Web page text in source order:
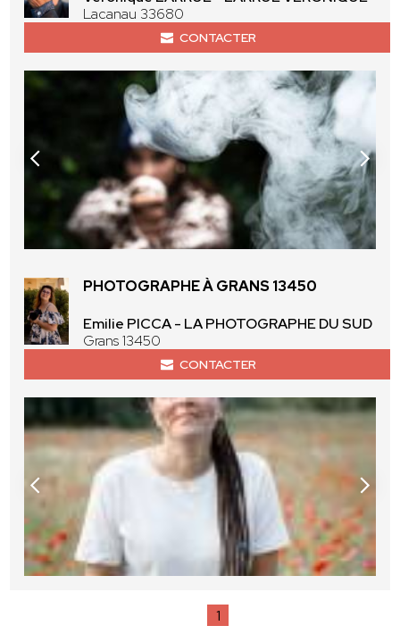
Lacanau 33680
CONTACTER
PHOTOGRAPHE À GRANS 13450
Emilie PICCA - LA PHOTOGRAPHE DU SUD
Grans 13450
CONTACTER
1